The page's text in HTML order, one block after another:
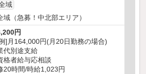
域
域（急募！中北部エリア）
円
]月164,000円(月20日勤務の場合)
代別途支給
格者給与応相談
20時間/時給1,023円